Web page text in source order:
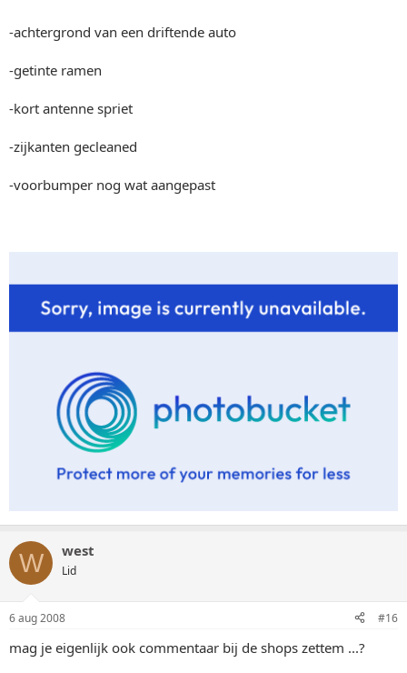
-achtergrond van een driftende auto
-getinte ramen
-kort antenne spriet
-zijkanten gecleaned
-voorbumper nog wat aangepast
W west
Lid
6 aug 2008 #16
mag je eigenlijk ook commentaar bij de shops zettem ...?